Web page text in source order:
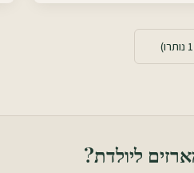
נותרו)
ליולדת?